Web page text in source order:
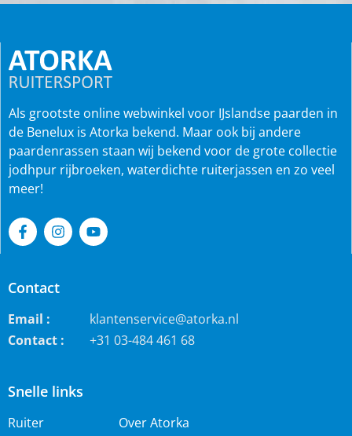
Snelle links
Ruiter
Over Atorka
Als grootste online webwinkel voor IJslandse paarden in
de Benelux is Atorka bekend. Maar ook bij andere
paardenrassen staan wij bekend voor de grote collectie
jodhpur rijbroeken, waterdichte ruiterjassen en zo veel
meer!
Contact
Email :
klantenservice@atorka.nl
Contact :
+31 03-484 461 68